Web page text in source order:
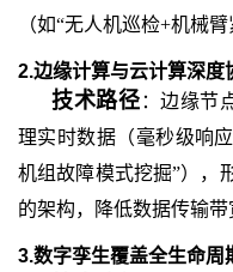
（如“无人机巡检+机械臂
2.边缘计算与云计算深度
技术路径 ：边缘节
理实时数据（毫秒级响
机组故障模式挖掘”），
的架构，降低数据传输带
3.数字孪生覆盖全生命周